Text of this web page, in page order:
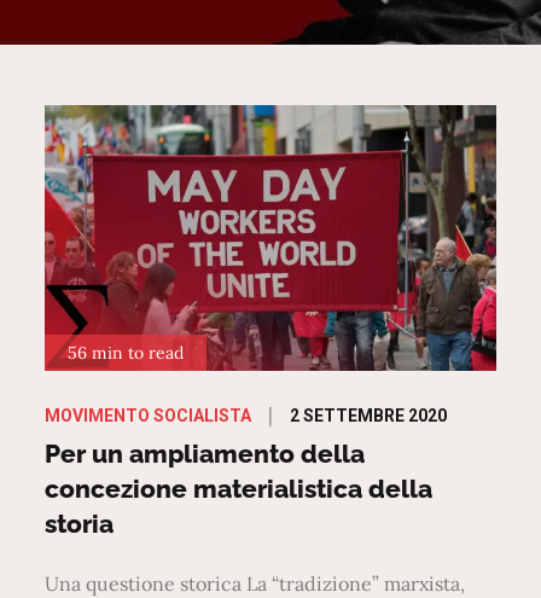
56 min to read
MOVIMENTO SOCIALISTA
Posted
on
2 SETTEMBRE 2020
Per un ampliamento della
concezione materialistica della
storia
Una questione storica La “tradizione” marxista,